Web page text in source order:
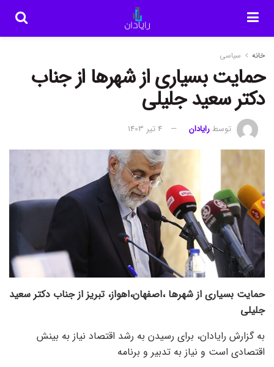
خانه سیاسی
حمایت بسیاری از شهرها از جناب
دکتر سعید جلیلی
توسطرایادان 4 تیر 1403
حمایت بسیاری از شهرها ،اصفهان،اهواز، تبریز از جناب دکتر سعید
جلیلی
به گزارش رایادان، برای رسیدن به رشد اقتصاد نیاز به بینش
اقتصادی است و نیاز به تدبیر و برنامه